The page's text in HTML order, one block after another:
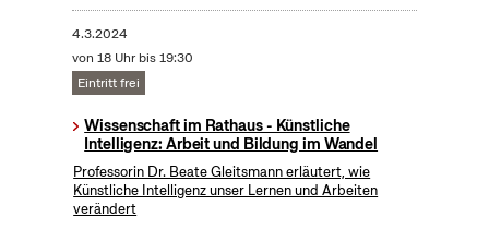
4.3.2024
von 18 Uhr bis 19:30
Eintritt frei
Wissenschaft im Rathaus - Künstliche
Intelligenz: Arbeit und Bildung im Wandel
Professorin Dr. Beate Gleitsmann erläutert, wie
Künstliche Intelligenz unser Lernen und Arbeiten
verändert